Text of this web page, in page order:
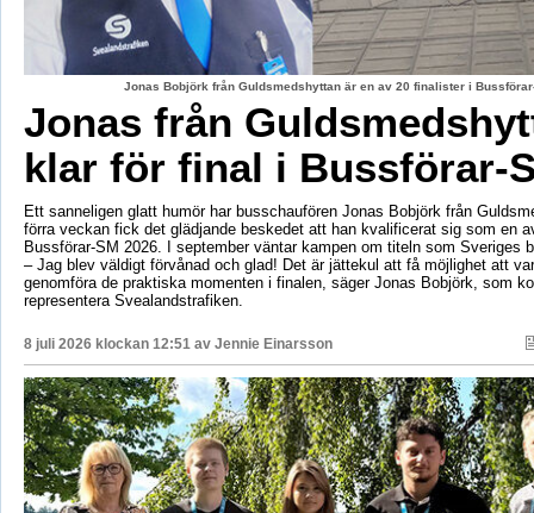
Jonas Bobjörk från Guldsmedshyttan är en av 20 finalister i
Jonas från
klar för final i Bussförar-
Ett sanneligen glatt humör har busschaufören Jonas Bobjörk från
förra veckan fick det glädjande beskedet att han kvalificerat sig som en
Bussförar-SM 2026. I september väntar kampen om titeln som Sveriges
– Jag blev väldigt förvånad och glad! Det är jättekul att få möjlighet att
genomföra de praktiska momenten i finalen, säger Jonas Bobjörk, som
representera Svealandstrafiken.
8 juli 2026 klockan 12:51 av Jennie Einarsson